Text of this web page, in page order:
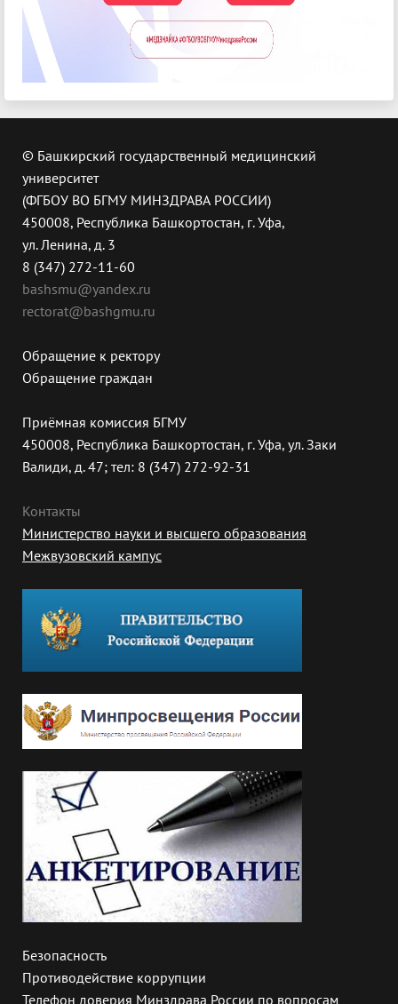
© Башкирский государственный медицинский
университет
(ФГБОУ ВО БГМУ МИНЗДРАВА РОССИИ)
450008, Республика Башкортостан, г. Уфа,
ул. Ленина, д. 3
8 (347) 272-11-60
bashsmu@yandex.ru
rectorat@bashgmu.ru
Обращение к ректору
Обращение граждан
Приёмная комиссия БГМУ
450008, Республика Башкортостан, г. Уфа, ул. Заки
Валиди, д. 47; тел: 8 (347) 272-92-31
Контакты
Министерство науки и высшего образования
Межвузовский кампус
Безопасность
Противодействие коррупции
Телефон доверия Минздрава России по вопросам